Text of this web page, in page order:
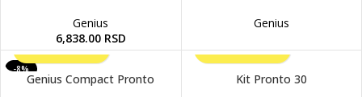
Genius
6,838.00 RSD
Genius
-8%
Genius Compact Pronto Kit Pronto 30